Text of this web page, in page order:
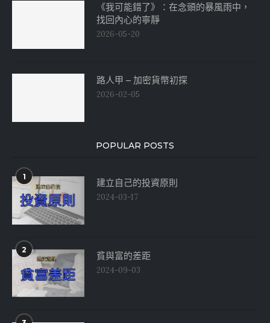
《我可能錯了》：在念頭的暴風雨中，
找回內心的寧靜
2026-05-20
路人甲 – 加密貨幣初探
2026-02-05
POPULAR POSTS
1 建立自己的投資原則
2024-03-17
2 貧與富的差距
2024-09-03